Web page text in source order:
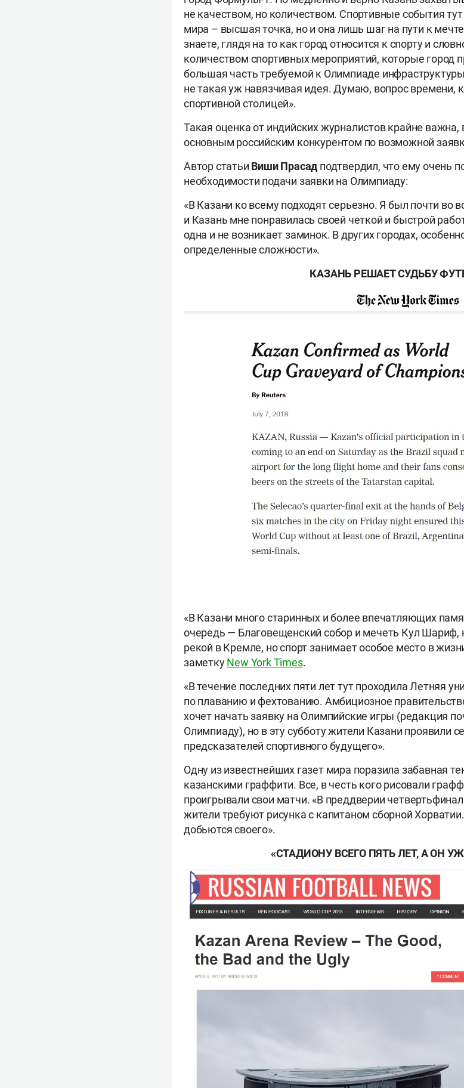
не качеством, но количеством. Спортивные события
мира – высшая точка, но и она лишь шаг на пути к
знаете, глядя на то как город относится к спорту и
количеством спортивных мероприятий, которые город
большая часть требуемой к Олимпиаде
не такая уж навязчивая идея. Думаю, вопрос времени,
спортивной столицей».
Такая оценка от индийских журналистов крайне
основным российским конкурентом по возможной
Автор статьи Виши Прасад подтвердил, что ему очень
необходимости подачи заявки на Олимпиаду:
«В Казани ко всему подходят серьезно. Я был почти во
и Казань мне понравилась своей четкой и быстрой
одна и не возникает заминок. В других городах,
определенные сложности».
КАЗАНЬ РЕШАЕТ СУДЬБУ
«В Казани много старинных и более впечатляющих
очередь — Благовещенский собор и мечеть Кул
рекой в Кремле, но спорт занимает особое место в
заметкуNew York Times.
«В течение последних пяти лет тут проходила Летняя
по плаванию и фехтованию. Амбициозное
хочет начать заявку на Олимпийские игры (редакция
Олимпиаду), но в эту субботу жители Казани проявили
предсказателей спортивного будущего».
Одну из известнейших газет мира поразила забавная
казанскими граффити. Все, в честь кого рисовали
проигрывали свои матчи. «В преддверии
жители требуют рисунка с капитаном сборной
добьются своего».
«СТАДИОНУ ВСЕГО ПЯТЬ ЛЕТ, А ОН